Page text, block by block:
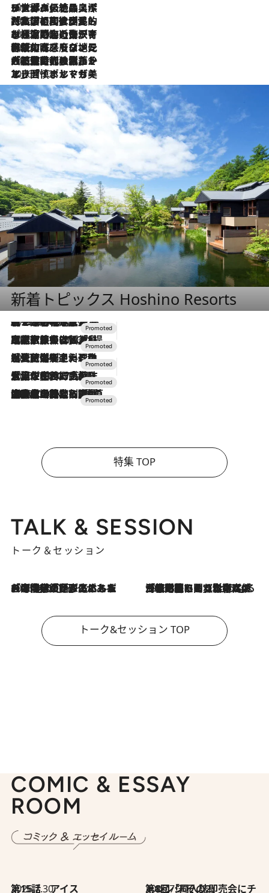
2026.8.8
リスボンの絶品スイーツ「パステル・デ・ナタ」とは？ポルトガル伝統の奥深い世界へ
2026.7.27
「私の祖国はポルトガル語です」国民的詩人フェルナンド・ペソアと、彼が愛した文学の街を歩く
2026.7.26
ポルトガル近海が育む極上の海の幸。キリリと冷えた白ワインと愉しむ、シーフード専門店の贅沢
2026.7.22
伝統の味をモダンに昇華。高感度な地元客が集う、リスボンの最旬ガストロノミー
2026.7.21
大航海時代の栄華から、震災、独裁、そして革命へ。ポルトガル・首都リスボンの石畳に刻まれた「歴史の光と影」
2026.7.13
エッセイ・ヤマザキマリ「慎ましくも美しき国 ポルトガル」
新着トピックス Hoshino Resorts
2026.8.7
【トンボの足水浴】ヒノキの香りに包まれて涼感マックス！約13℃の湧水かけ流しを避暑地「星野温泉 トンボの湯」で体験
2026.7.31
【ホテル帰省】という選択肢をOMOが提案。家族とほどよい距離を保つには「昼は実家、夜は気兼ねなくホテルで！」
2026.7.24
【夏限定ディナーコース】旬を迎える稚鮎や花ズッキーニなどをイタリア・トスカーナの郷土料理の手法で満喫！
2026.7.17
「土佐和ハーブかき氷」がOMO7高知に登場！生姜、山椒、大葉など目にも舌にも涼を呼ぶ郷土の味
2026.7.10
NEW OPEN！【界 草津】名湯の地に誕生。趣の異なる2種の温泉と上州ならではの会席・蕎麦割烹など美食を味わう究極の癒やし旅
特集 TOP
TALK & SESSION
トーク＆セッション
2026.8.3
「今後値上げがあるとすれば…」「リスクがあるのは今年の冬」エネルギー専門家が語る、ホルムズ海峡封鎖が家庭にもたらす“ある心配” 2026.8.3
「住宅建てられない…」「サーチャージ料の高値が続いている」ホルムズ海峡封鎖による影響はいつまで続く？《エネルギー専門家に聞く“どうなる日本の暮らし”》
トーク&セッション TOP
COMIC & ESSAY
ROOM
2026.7.30
第15話 アイス 2026.7.30
第8回「同人誌即売会にチャレンジ その2」